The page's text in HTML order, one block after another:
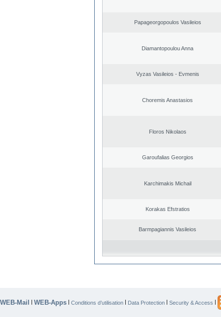
Papageorgopoulos Vasileios
Diamantopoulou Anna
Vyzas Vasileios - Evmenis
Choremis Anastasios
Floros Nikolaos
Garoufalias Georgios
Karchimakis Michail
Korakas Efstratios
Barmpagiannis Vasileios
WEB-Mail | WEB-Apps | Conditions d’utilisation | Data Protection | Security & Access |